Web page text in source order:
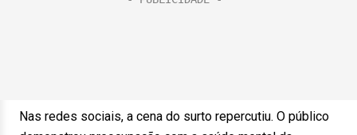
Nas redes sociais, a cena do surto repercutiu. O público